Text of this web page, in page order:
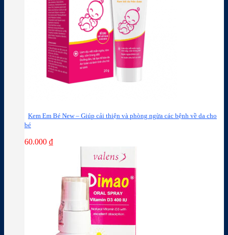
Kem Em Bé New – Giúp cải thiện và phòng ngừa các bệnh về da cho
bé
60.000 ₫